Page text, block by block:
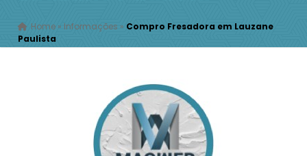
Home » Informações » Compro Fresadora em Lauzane
Paulista